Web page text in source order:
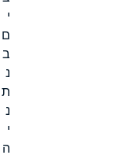
י
ם
ב
נ
ת
נ
י
ה